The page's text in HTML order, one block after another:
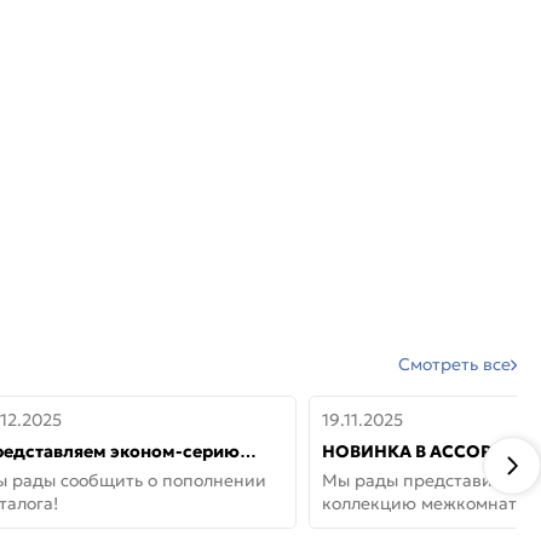
Смотреть все
эконом-серию
от бренда Portika, где цена
«просто»
рады сообщить о пополнении
19.11.2025
НОВИНКА В
ДВЕРИ GLOSSMAT —
НЕОКЛАССИКА И УЮТ
Мы рады представить
коллекцию
GlossMat